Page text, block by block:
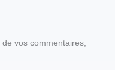
vos commentaires,